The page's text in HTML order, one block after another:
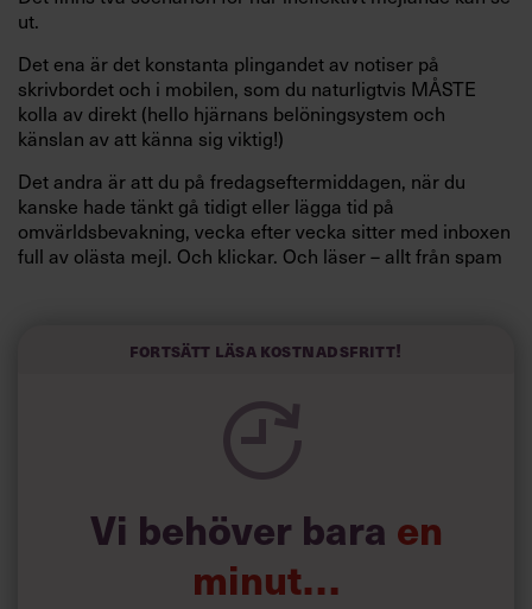
ut.
Det ena är det konstanta plingandet av notiser på
skrivbordet och i mobilen, som du naturligtvis MÅSTE
kolla av direkt (hello hjärnans belöningsystem och
känslan av att känna sig viktig!)
Det andra är att du på fredagseftermiddagen, när du
kanske hade tänkt gå tidigt eller lägga tid på
omvärldsbevakning, vecka efter vecka sitter med inboxen
full av olästa mejl. Och klickar. Och läser – allt från spam
AffärsmagasinetFast Companylistar fem tips för att få
Schemalägg mejlkollandet. Beta av det som vilken
annan arbetsuppgift som helst, men i klump. Tre gånger
Fortsätt läsa kostnadsfritt!
Vi behöver bara en
minut…